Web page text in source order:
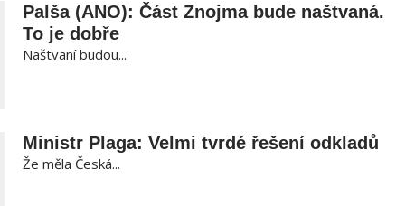
Palša (ANO): Část Znojma bude naštvaná.
To je dobře
Naštvaní budou...
Ministr Plaga: Velmi tvrdé řešení odkladů
Že měla Česká...